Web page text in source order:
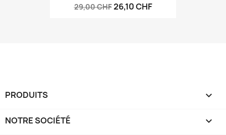
29,00 CHF26,10 CHF
PRODUITS 
NOTRE SOCIÉTÉ 